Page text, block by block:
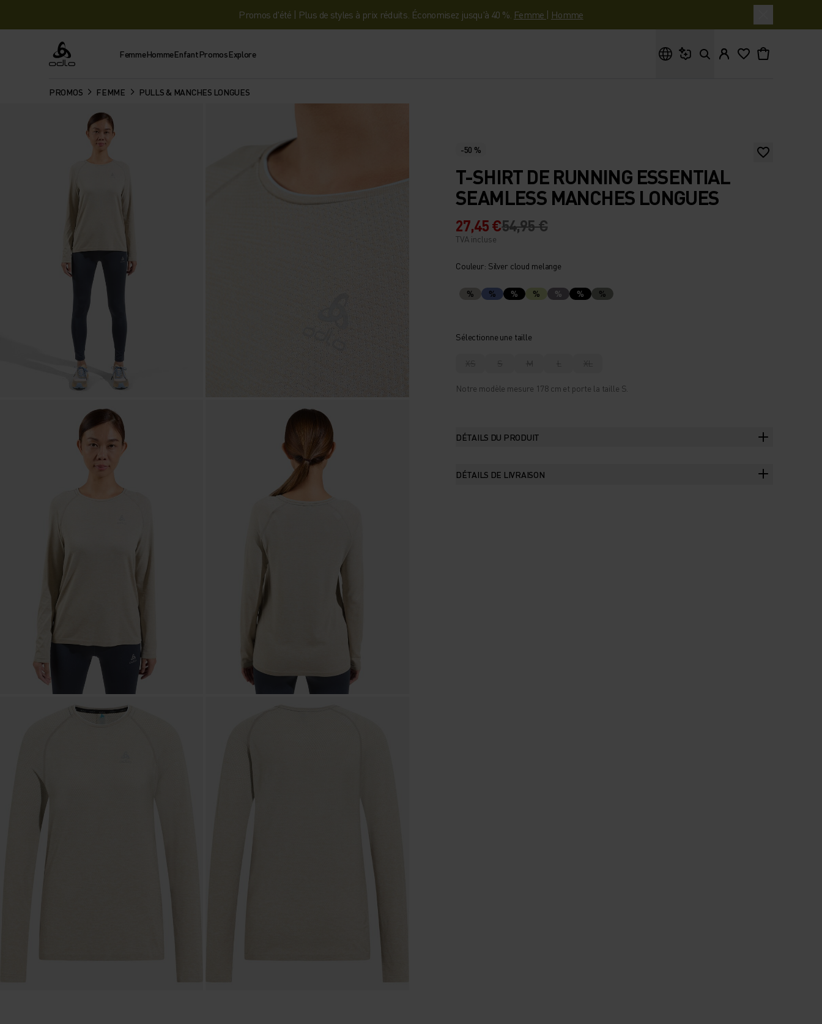
Promos d'été | Plus de styles à prix réduits. Économisez jusqu'à 40 %. Femme | Homme
Odlo FemmeHommeEnfantPromosExplore
PROMOS FEMME PULLS & MANCHES LONGUES
-50 %
T-SHIRT DE RUNNING ESSENTIAL
SEAMLESS MANCHES LONGUES
27,45 €54,95 €
TVA incluse
Couleur: Silver cloud melange
% % % % % % %
Sélectionne une taille
XS S M L XL
Notre modèle mesure 178 cm et porte la taille S.
DÉTAILS DU PRODUIT
DÉTAILS DE LIVRAISON